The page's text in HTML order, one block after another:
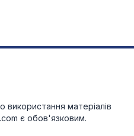
використання матеріалів
є обов'язковим.